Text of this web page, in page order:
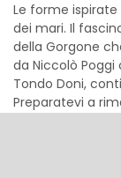
Le forme
dei mari. Il
della Gorgone
da Niccolò
Tondo Doni,
Preparatevi a